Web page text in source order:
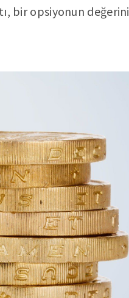
bir opsiyonun değerini